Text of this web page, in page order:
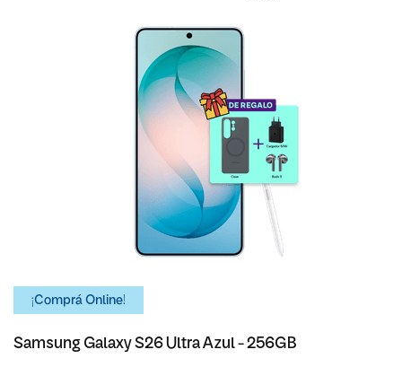
¡Comprá Online!
Samsung Galaxy S26 Ultra Azul - 256GB